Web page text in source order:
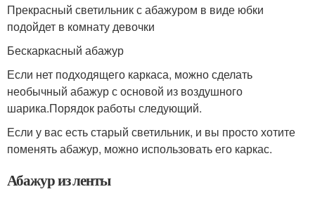
Прекрасный светильник с абажуром в виде юбки
подойдет в комнату девочки
Бескаркасный абажур
Если нет подходящего каркаса, можно сделать
необычный абажур с основой из воздушного
шарика.Порядок работы следующий.
Если у вас есть старый светильник, и вы просто хотите
поменять абажур, можно использовать его каркас.
Абажур из ленты